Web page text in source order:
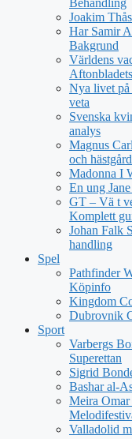
Behandling
Joakim
Har Samir
Bakgrund
Världens
Nya livet på
veta
Svenska
analys
Magnus
och hästgård
Madonna I
En ung
GT – Vä t
Komplett
Johan Falk
handling
Spel
Pathfinder
Köpinfo
Kingdom
Dubrovnik
Sport
Varbergs
Superettan
Sigrid
Bashar al-
Meira
Valladolid